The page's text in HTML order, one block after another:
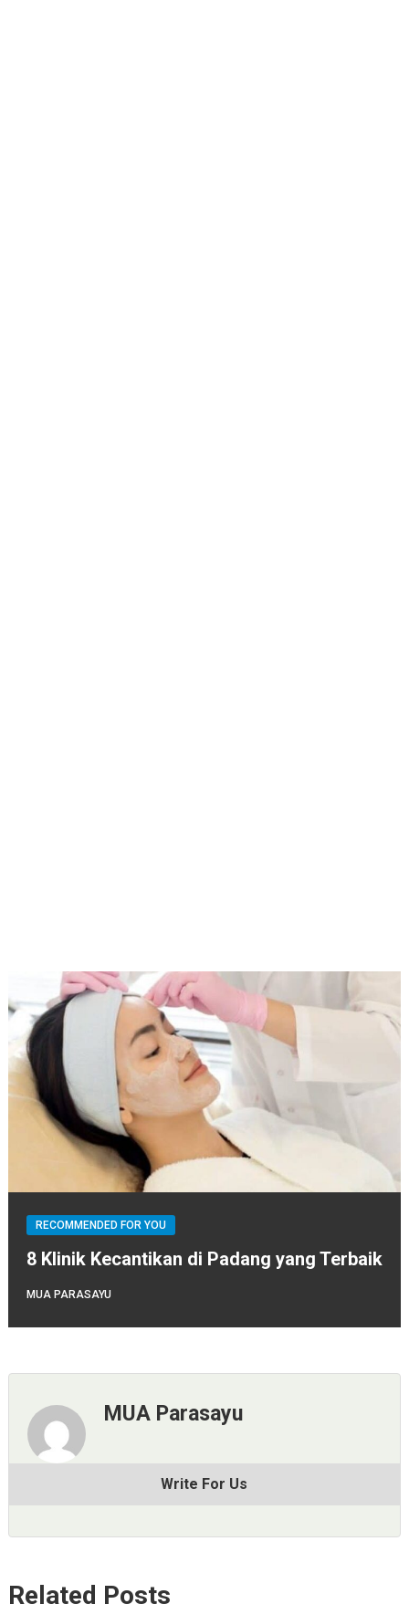
RECOMMENDED FOR YOU
8 Klinik Kecantikan di Padang yang Terbaik
MUA PARASAYU
MUA Parasayu
Write For Us
Related Posts